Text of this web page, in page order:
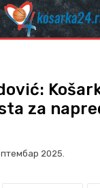
za
2025.